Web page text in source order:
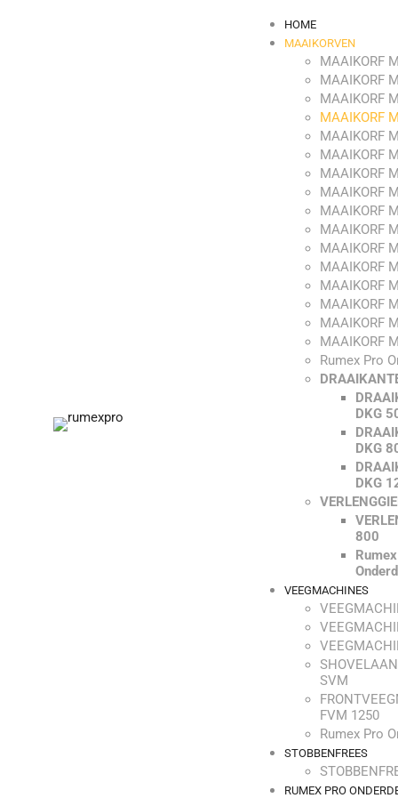
HOME
MAAIKORVEN
MAAIKORF
MAAIKORF
MAAIKORF
MAAIKORF
MAAIKORF
MAAIKORF
MAAIKORF
MAAIKORF
MAAIKORF
MAAIKORF
MAAIKORF
MAAIKORF
MAAIKORF
MAAIKORF
MAAIKORF
MAAIKORF
Rumex Pro
DKG
DKG
DKG
800
VEEGMACHINES
SVM
FVM 1250
Rumex Pro
STOBBENFREES
RUMEX PRO